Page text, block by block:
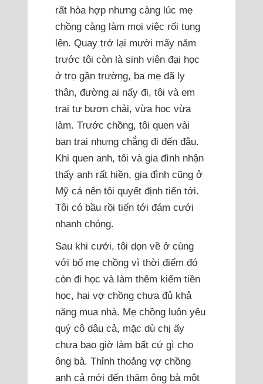
rất hòa hợp nhưng càng lúc mẹ
chồng càng làm mọi việc rối tung
lên. Quay trở lại mười mấy năm
trước tôi còn là sinh viên đại học
ở trọ gần trường, ba mẹ đã ly
thân, đường ai nấy đi, tôi và em
trai tự bươn chải, vừa học vừa
làm. Trước chồng, tôi quen vài
bạn trai nhưng chẳng đi đến đâu.
Khi quen anh, tôi và gia đình nhận
thấy anh rất hiền, gia đình cũng ở
Mỹ cả nên tôi quyết định tiến tới.
Tôi có bầu rồi tiến tới đám cưới
nhanh chóng.
Sau khi cưới, tôi dọn về ở cùng
với bố mẹ chồng vì thời điểm đó
còn đi học và làm thêm kiếm tiền
học, hai vợ chồng chưa đủ khả
năng mua nhà. Mẹ chồng luôn yêu
quý cô dâu cả, mặc dù chị ấy
chưa bao giờ làm bất cứ gì cho
ông bà. Thỉnh thoảng vợ chồng
anh cả mới đến thăm ông bà một